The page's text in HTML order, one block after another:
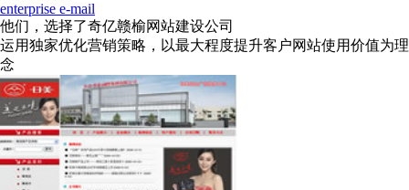
enterprise e-mail
他们，选择了奇亿赣榆网站建设公司
运用独家优化营销策略，以最大程度提升客户网站使用价值为理
念